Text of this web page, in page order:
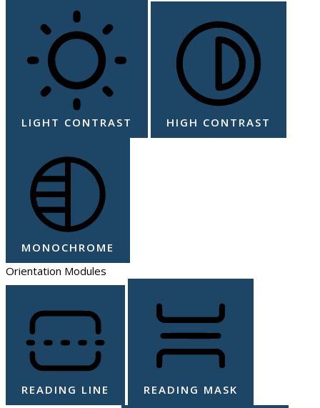
LIGHT CONTRAST HIGH CONTRAST
MONOCHROME
Orientation Modules
READING LINE READING MASK